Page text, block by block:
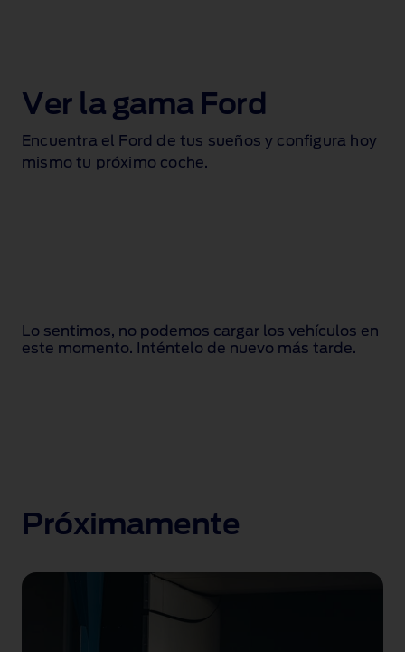
Ver la gama Ford
Encuentra el Ford de tus sueños y configura hoy
mismo tu próximo coche.
Lo sentimos, no podemos cargar los vehículos en
este momento. Inténtelo de nuevo más tarde.
Próximamente